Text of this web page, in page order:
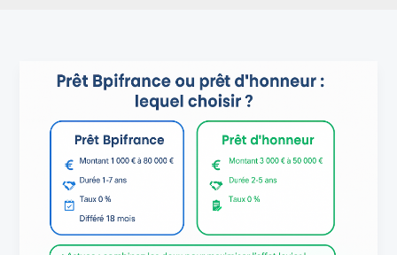
Prêt
prêt
d’honneur
lequel
choisir
pour